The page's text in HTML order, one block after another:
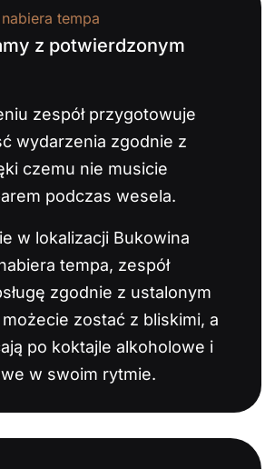
tempa
z potwierdzonym
zespół przygotowuje
wydarzenia zgodnie z
czemu nie musicie
podczas wesela.
w lokalizacji Bukowina
tempa, zespół
zgodnie z ustalonym
zostać z bliskimi, a
po koktajle alkoholowe i
w swoim rytmie.